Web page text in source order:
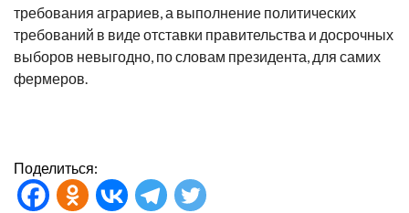
требования аграриев, а выполнение политических
требований в виде отставки правительства и досрочных
выборов невыгодно, по словам президента, для самих
фермеров.
Поделиться: